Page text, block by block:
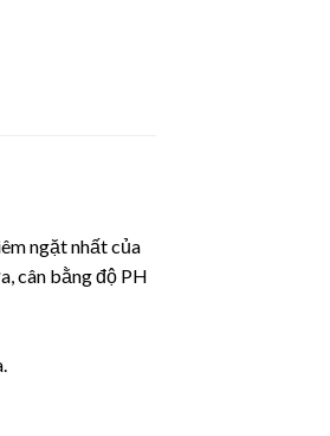
ngặt nhất của
cân bằng độ PH